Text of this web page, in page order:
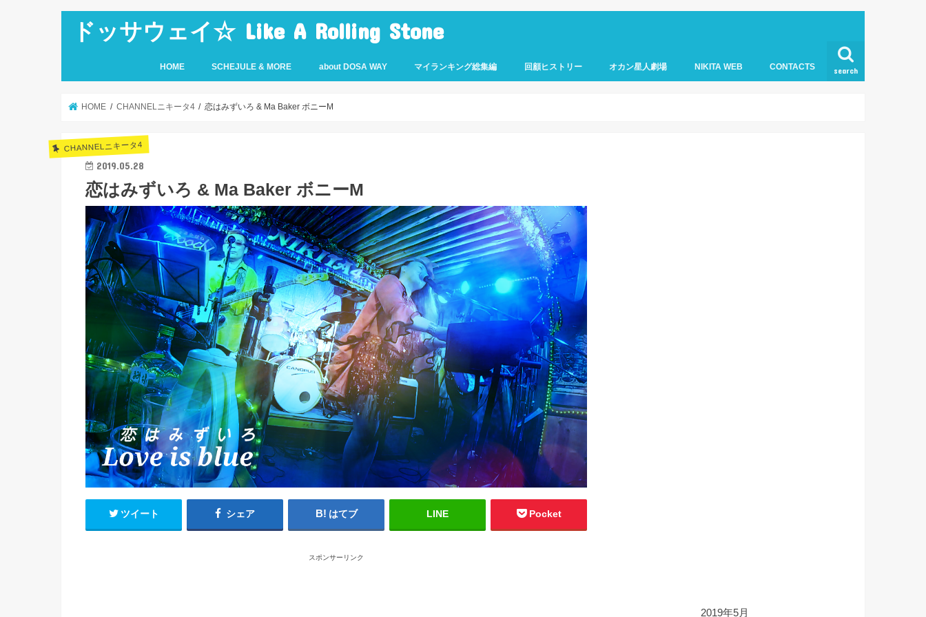
ドッサウェイ☆ Like A Rolling Stone
search
HOME SCHEJULE & MORE about DOSA WAY マイランキング総集編 回顧ヒストリー オカン星人劇場 NIKITA WEB CONTACTS
HOME CHANNELニキータ4 恋はみずいろ & Ma Baker ボニーM
CHANNELニキータ4
2019.05.28
恋はみずいろ & Ma Baker ボニーM
ツイート シェア はてブ LINE Pocket
スポンサーリンク
2019年5月